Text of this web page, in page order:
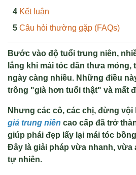
Kết luận
Câu hỏi thường gặp (FAQs)
Bước vào độ tuổi trung niên,
lắng khi mái tóc dần thưa mỏng,
ngày càng nhiều. Những điều
trông "già hơn tuổi thật" và mất
Nhưng các cô, các chị, đừng vội
giả trung niên cao cấp đã trở
giúp phái đẹp lấy lại mái tóc
Đây là giải pháp vừa nhanh, vừa
tự nhiên.